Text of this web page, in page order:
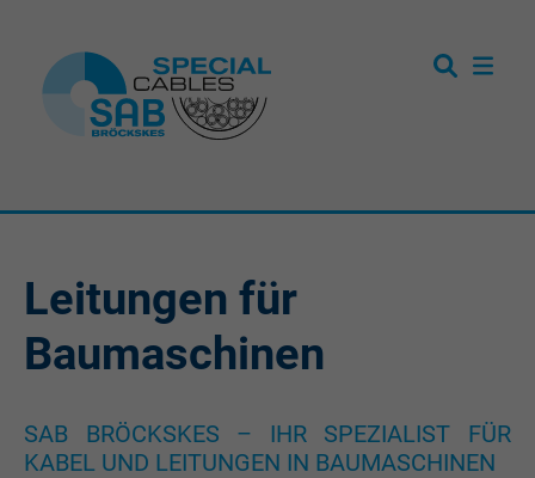
Leitungen für
Baumaschinen
SAB BRÖCKSKES – IHR SPEZIALIST FÜR
KABEL UND LEITUNGEN IN BAUMASCHINEN